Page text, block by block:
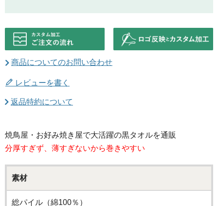
商品についてのお問い合わせ
レビューを書く
返品特約について
焼鳥屋・お好み焼き屋で大活躍の黒タオルを通販
分厚すぎず、薄すぎないから巻きやすい
素材
総パイル（綿100％）